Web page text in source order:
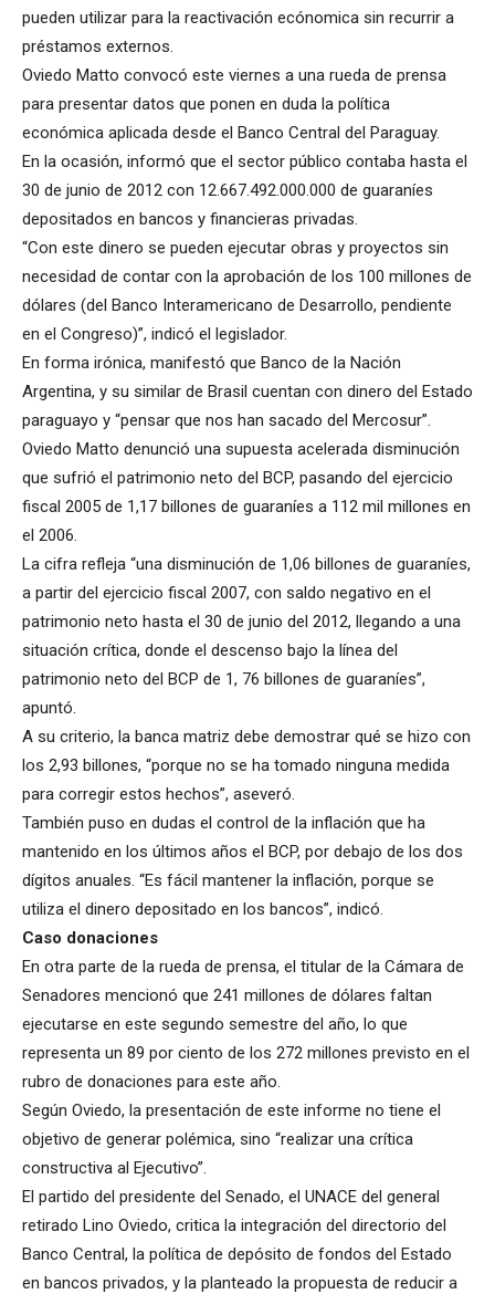
pueden utilizar para la reactivación ecónomica sin recurrir a
préstamos externos.
Oviedo Matto convocó este viernes a una rueda de prensa
para presentar datos que ponen en duda la política
económica aplicada desde el Banco Central del Paraguay.
En la ocasión, informó que el sector público contaba hasta el
30 de junio de 2012 con 12.667.492.000.000 de guaraníes
depositados en bancos y financieras privadas.
“Con este dinero se pueden ejecutar obras y proyectos sin
necesidad de contar con la aprobación de los 100 millones de
dólares (del Banco Interamericano de Desarrollo, pendiente
en el Congreso)”, indicó el legislador.
En forma irónica, manifestó que Banco de la Nación
Argentina, y su similar de Brasil cuentan con dinero del Estado
paraguayo y “pensar que nos han sacado del Mercosur”.
Oviedo Matto denunció una supuesta acelerada disminución
que sufrió el patrimonio neto del BCP, pasando del ejercicio
fiscal 2005 de 1,17 billones de guaraníes a 112 mil millones en
el 2006.
La cifra refleja “una disminución de 1,06 billones de guaraníes,
a partir del ejercicio fiscal 2007, con saldo negativo en el
patrimonio neto hasta el 30 de junio del 2012, llegando a una
situación crítica, donde el descenso bajo la línea del
patrimonio neto del BCP de 1, 76 billones de guaraníes”,
apuntó.
A su criterio, la banca matriz debe demostrar qué se hizo con
los 2,93 billones, “porque no se ha tomado ninguna medida
para corregir estos hechos”, aseveró.
También puso en dudas el control de la inflación que ha
mantenido en los últimos años el BCP, por debajo de los dos
dígitos anuales. “Es fácil mantener la inflación, porque se
utiliza el dinero depositado en los bancos”, indicó.
Caso donaciones
En otra parte de la rueda de prensa, el titular de la Cámara de
Senadores mencionó que 241 millones de dólares faltan
ejecutarse en este segundo semestre del año, lo que
representa un 89 por ciento de los 272 millones previsto en el
rubro de donaciones para este año.
Según Oviedo, la presentación de este informe no tiene el
objetivo de generar polémica, sino “realizar una crítica
constructiva al Ejecutivo”.
El partido del presidente del Senado, el UNACE del general
retirado Lino Oviedo, critica la integración del directorio del
Banco Central, la política de depósito de fondos del Estado
en bancos privados, y la planteado la propuesta de reducir a